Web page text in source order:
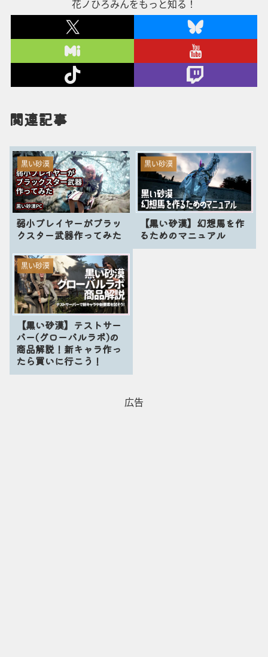
花ノひろみんをもっと知る！
関連記事
黒い砂漠
弱小プレイヤーがブラッ
クスター武器作ってみた
黒い砂漠
【黒い砂漠】幻想馬を作
るためのマニュアル
黒い砂漠
【黒い砂漠】テストサー
バー(グローバルラボ)の
商品解説！新キャラ作っ
たら買いに行こう！
広告